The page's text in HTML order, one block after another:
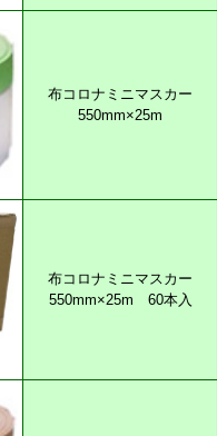
布コロナミニマスカー
550mm×25m
布コロナミニマスカー
550mm×25m 60本入